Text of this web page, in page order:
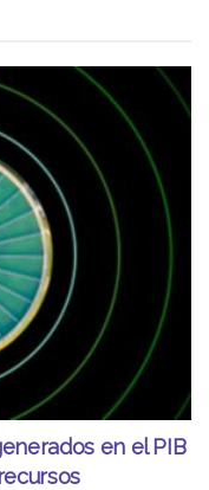
en el PIB